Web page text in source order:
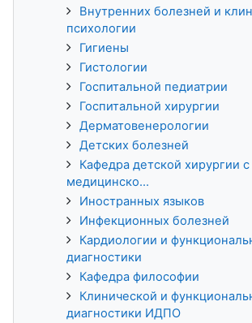
Внутренних болезней и
психологии
Гигиены
Гистологии
Госпитальной педиатрии
Госпитальной хирургии
Дерматовенерологии
Детских болезней
Кафедра детской хирургии
медицинско...
Иностранных языков
Инфекционных болезней
Кардиологии и
диагностики
Кафедра философии
Клинической и
диагностики ИДПО